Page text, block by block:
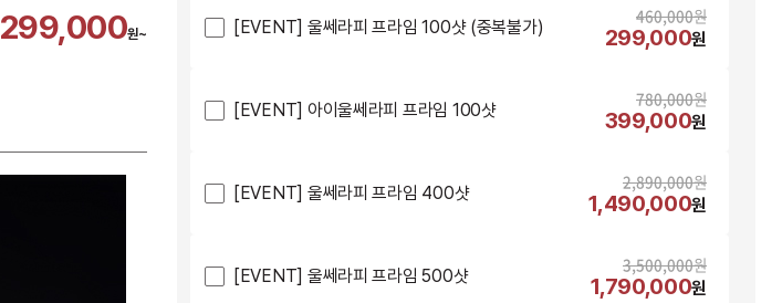
299,000원~ [EVENT] 울쎄라피 프라임 100샷 (중복불가) 460,000원
299,000원
[EVENT] 아이울쎄라피 프라임 100샷 780,000원
399,000원
[EVENT] 울쎄라피 프라임 400샷 2,890,000원
1,490,000원
[EVENT] 울쎄라피 프라임 500샷 3,500,000원
1,790,000원